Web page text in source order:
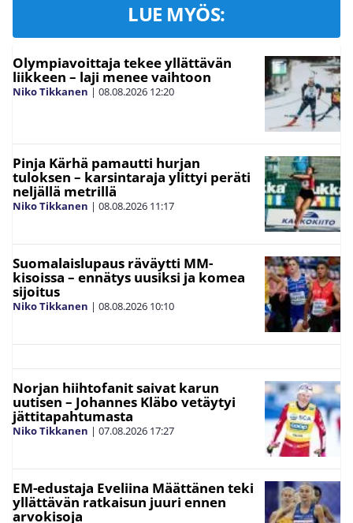
LUE MYÖS:
Olympiavoittaja tekee yllättävän
liikkeen – laji menee vaihtoon
Niko Tikkanen | 08.08.2026 12:20
Pinja Kärhä pamautti hurjan
tuloksen – karsintaraja ylittyi peräti
neljällä metrillä
Niko Tikkanen | 08.08.2026 11:17
Suomalaislupaus räväytti MM-
kisoissa – ennätys uusiksi ja komea
sijoitus
Niko Tikkanen | 08.08.2026 10:10
Norjan hiihtofanit saivat karun
uutisen – Johannes Kläbo vetäytyi
jättitapahtumasta
Niko Tikkanen | 07.08.2026 17:27
EM-edustaja Eveliina Määttänen teki
yllättävän ratkaisun juuri ennen
arvokisoja